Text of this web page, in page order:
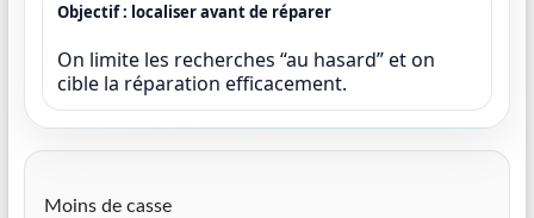
Objectif : localiser avant de réparer
On limite les recherches “au hasard” et on
cible la réparation efficacement.
Moins de casse